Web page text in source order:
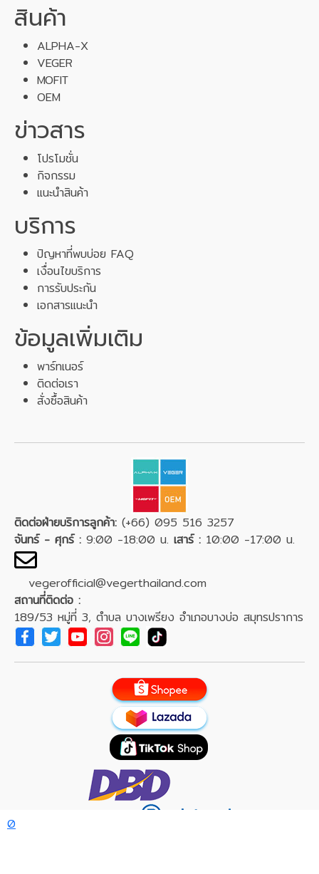
0
สินค้า
ALPHA-X
VEGER
MOFIT
OEM
ข่าวสาร
โปรโมชั่น
กิจกรรม
แนะนำสินค้า
บริการ
ปัญหาที่พบบ่อย FAQ
เงื่อนไขบริการ
การรับประกัน
เอกสารแนะนำ
ข้อมูลเพิ่มเติม
พาร์ทเนอร์
ติดต่อเรา
สั่งซื้อสินค้า
ติดต่อฝ่ายบริการลูกค้า: (+66) 095 516 3257
จันทร์ - ศุกร์ : 9:00 -18:00 น. เสาร์ : 10:00 -17:00 น.
vegerofficial@vegerthailand.com
สถานที่ติดต่อ :
189/53 หมู่ที่ 3, ตำบล บางเพรียง อำเภอบางบ่อ สมุทรปราการ